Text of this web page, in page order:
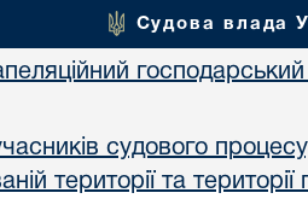
Судова влада
судового
території та